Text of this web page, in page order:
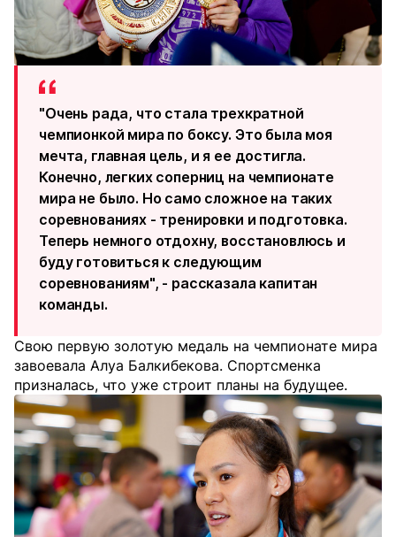
"Очень рада, что стала трехкратной
чемпионкой мира по боксу. Это была моя
мечта, главная цель, и я ее достигла.
Конечно, легких соперниц на чемпионате
мира не было. Но само сложное на таких
соревнованиях - тренировки и подготовка.
Теперь немного отдохну, восстановлюсь и
буду готовиться к следующим
соревнованиям", - рассказала капитан
команды.
Свою первую золотую медаль на чемпионате мира
завоевала Алуа Балкибекова. Спортсменка
призналась, что уже строит планы на будущее.